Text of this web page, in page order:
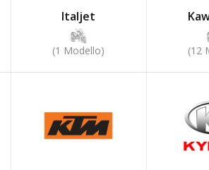
Italjet
(1 Modello) (12